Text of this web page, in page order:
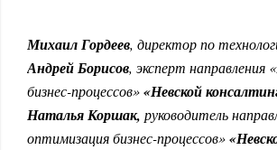
Михаил Гордеев, директор по
Андрей Борисов, эксперт направления
бизнес-процессов»«Невской
Наталья Коршак, руководитель
оптимизация бизнес-процессов»